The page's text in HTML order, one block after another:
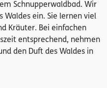
Schnupperwaldbad. Wir
Waldes ein. Sie lernen viel
Kräuter. Bei einfachen
entsprechend, nehmen
den Duft des Waldes in